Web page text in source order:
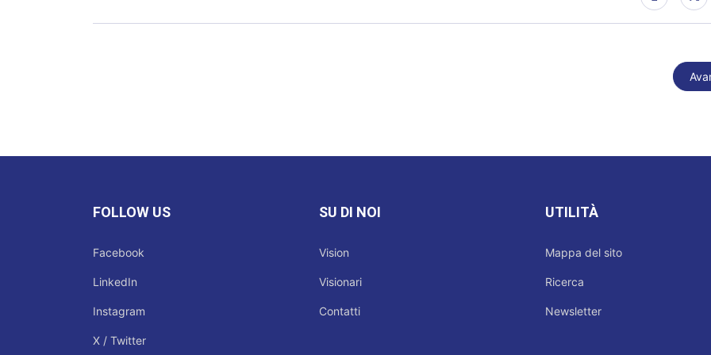
FOLLOW US
Facebook
LinkedIn
Instagram
X / Twitter
SU DI NOI
Vision
Visionari
Contatti
UTILITÀ
Mappa del sito
Ricerca
Newsletter